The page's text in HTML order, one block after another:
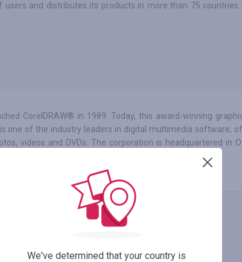
users and distributes its products in more than 75 countries
CorelDRAW® in 1989. Today, this award-winning
one of the industry leaders in digital multimedia software,
videos and DVDs. The corporation is headquartered in
China, Taiwan, and Japan.
ZOSTAWIĆ OPINIĘ
We've determined that your country is